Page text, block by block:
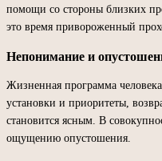
помощи со стороны близких
это время привороженный
Непонимание и
Жизненная программа
установки и приоритеты,
становится ясным. В
ощущению опустошения.